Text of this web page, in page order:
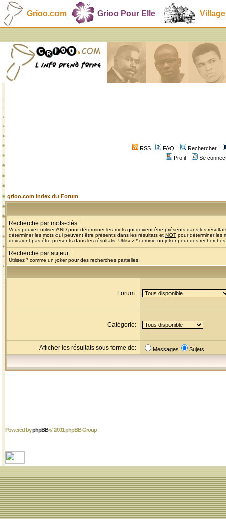
Grioo.com Grioo Pour Elle Village
RSS FAQ
Rechercher
Profil
Se
grioo.com Index du Forum
Recherche par mots-clés:
Vous pouvez utiliserAND pour déterminer les mots qui doivent être présents dans les
déterminer les mots qui peuvent être présents dans les résultats et NOT pour déterminer les
devraient pas être présents dans les résultats. Utilisez * comme un joker pour des
Recherche par auteur:
Utilisez * comme un joker pour des recherches partielles
Forum:
Catégorie:
Afficher les résultats sous forme de: Messages Sujets
Powered byphpBB© 2001 phpBB Group